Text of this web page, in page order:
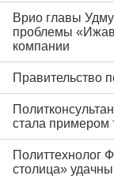
Врио главы
проблемы
компании
Правительство
стала примером
Политтехнолог
столица»